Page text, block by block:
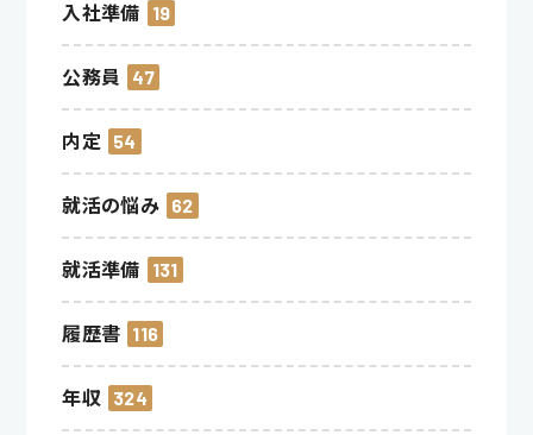
入社準備 19
公務員 47
内定 54
就活の悩み 62
就活準備 131
履歴書 116
年収 324